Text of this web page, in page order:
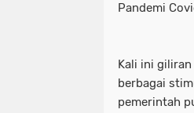
Pandemi
Kali ini
berbagai
pemerintah